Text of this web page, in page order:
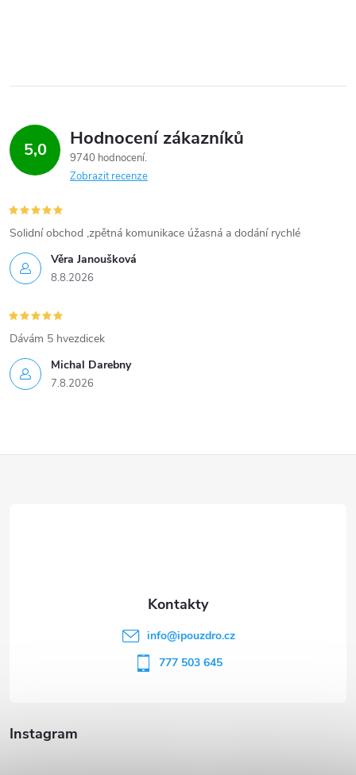
5,0 Hodnocení zákazníků
9740 hodnocení
Zobrazit recenze
Věra Janoušková
8.8.2026
Solidní obchod ,zpětná komunikace úžasná a dodání rychlé
Michal Darebny
7.8.2026
Dávám 5 hvezdicek
Instagram
info@ipouzdro.cz
777 503 645